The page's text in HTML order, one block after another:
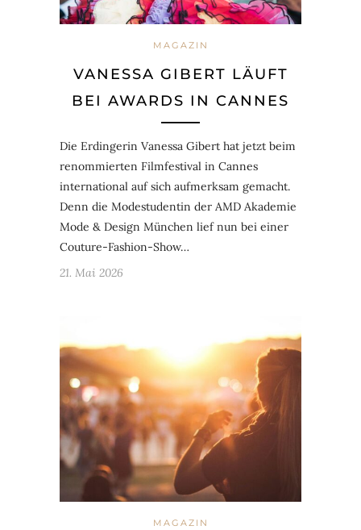
MAGAZIN
VANESSA GIBERT LÄUFT
BEI AWARDS IN CANNES
Die Erdingerin Vanessa Gibert hat jetzt beim
renommierten Filmfestival in Cannes
international auf sich aufmerksam gemacht.
Denn die Modestudentin der AMD Akademie
Mode & Design München lief nun bei einer
Couture-Fashion-Show…
21. Mai 2026
MAGAZIN